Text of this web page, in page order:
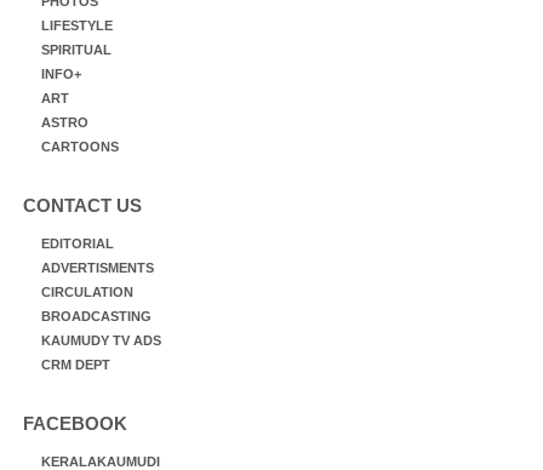
LIFESTYLE
SPIRITUAL
INFO+
ART
ASTRO
CARTOONS
CONTACT US
EDITORIAL
ADVERTISMENTS
CIRCULATION
BROADCASTING
KAUMUDY TV ADS
CRM DEPT
FACEBOOK
KERALAKAUMUDI